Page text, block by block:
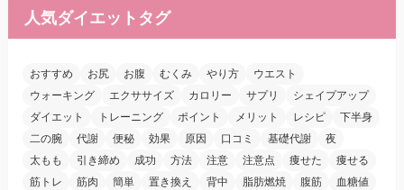
人気ダイエットタグ
おすすめ お尻 お腹 むくみ やり方
ウエスト
ウォーキング
エクササイズ カロリー サプリ
シェイプアップ
ダイエット
トレーニング ポイント メリット レシピ
下半身
二の腕
代謝 便秘 効果 原因 口コミ 基礎代謝
夜
太もも
引き締め 成功 方法 注意 注意点 痩せた
痩せる
筋トレ
筋肉 簡単 置き換え 背中 脂肪燃焼 腹筋
血糖値